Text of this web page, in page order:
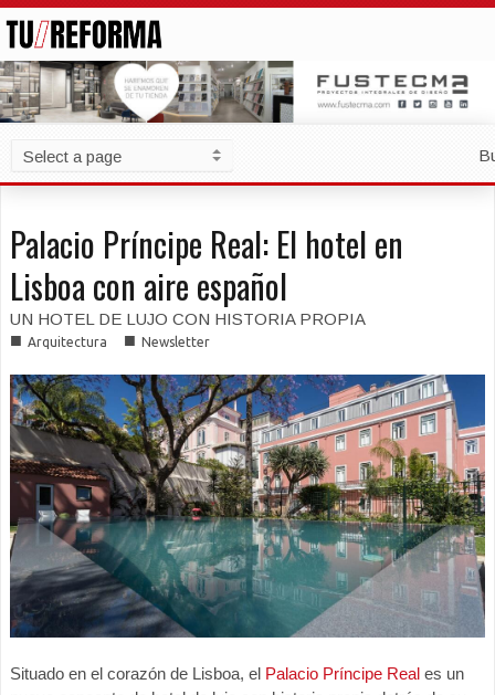
Palacio Príncipe Real: El hotel en
Lisboa con aire español
UN HOTEL DE LUJO CON HISTORIA PROPIA
■ Arquitectura ■ Newsletter
Situado en el corazón de Lisboa, el Palacio Príncipe Real es un